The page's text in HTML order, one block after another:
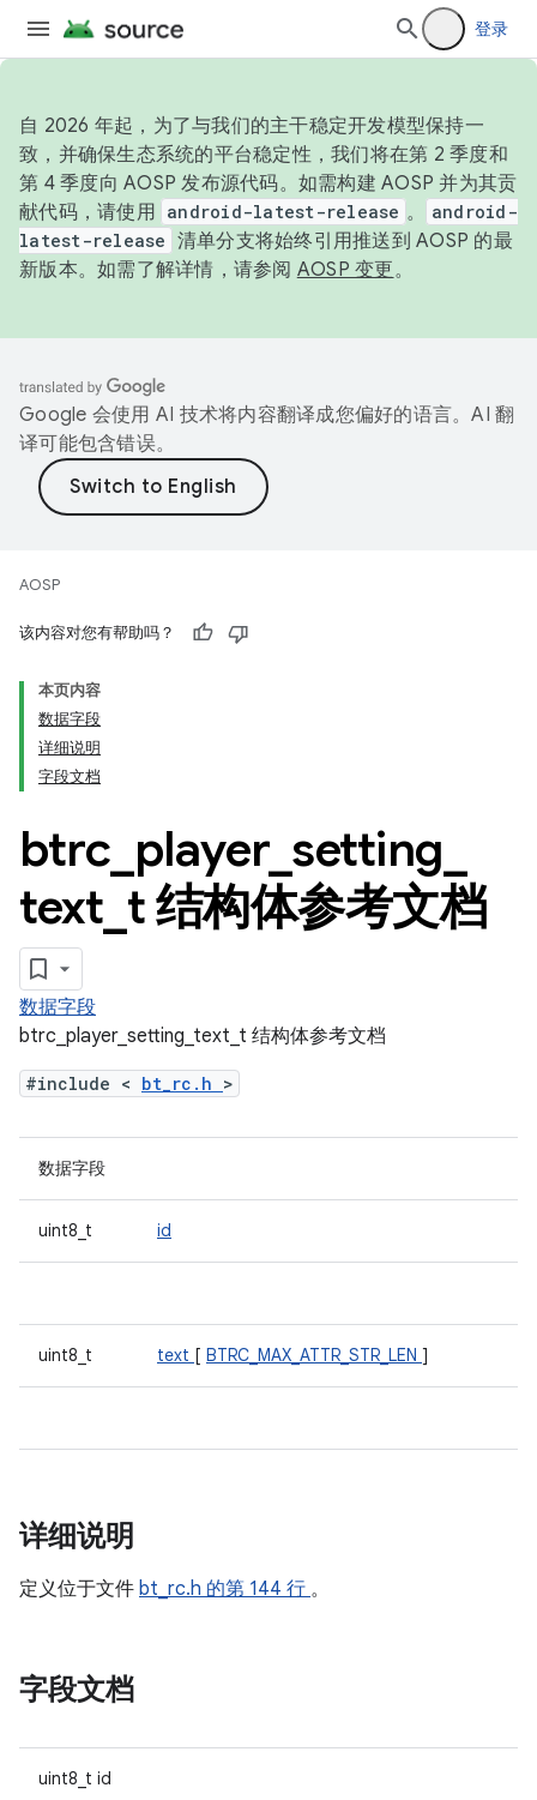
登录
自 2026 年起，为了与我们的主干稳定开发模型保持一
致，并确保生态系统的平台稳定性，我们将在第 2 季度和
第 4 季度向 AOSP 发布源代码。如需构建 AOSP 并为其贡
献代码，请使用 android-latest-release 。
android-
latest-release 清单分支将始终引用推送到 AOSP 的最
新版本。如需了解详情，请参阅 AOSP 变更。
Google 会使用 AI 技术将内容翻译成您偏好的语言。AI 翻
译可能包含错误。
AOSP
该内容对您有帮助吗？
本页内容
数据字段
详细说明
字段文档
btrc player_ setting
text t 结构体参考文档
数据字段
btrc_player_setting_text_t 结构体参考文档
#include < bt_rc.h >
数据字段
uint8_t id
uint8_t text [ BTRC_MAX_ATTR_STR_LEN ]
详细说明
定义位于文件 bt_rc.h 的第 144 行 。
字段文档
uint8_t id